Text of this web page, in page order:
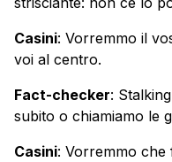
Casini: Vorremmo il
voi al centro.
Fact-checker:
subito o chiamiamo le
Casini: Vorremmo che